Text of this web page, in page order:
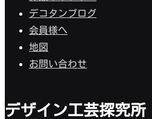
デコタンブログ
会員様へ
地図
お問い合わせ
デザイン工芸探究